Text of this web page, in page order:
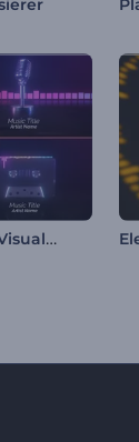
Leuchtende Neonbeats Visualisierer